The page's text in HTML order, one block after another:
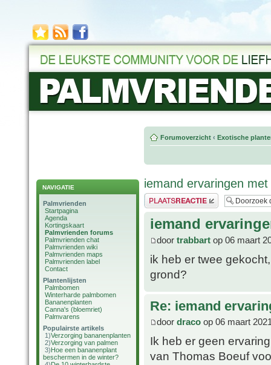
NAVIGATIE
Palmvrienden
Startpagina
Agenda
Kortingskaart
Palmvrienden forums
Palmvrienden chat
Palmvrienden wiki
Palmvrienden maps
Palmvrienden label
Contact
Plantenlijsten
Palmbomen
Winterharde palmbomen
Bananenplanten
Canna's (bloemriet)
Palmvarens
Populairste artikels
1)Verzorging bananenplanten
2)Verzorging van palmen
3)Hoe een bananenplant
beschermen in de winter?
Forumoverzicht ‹ Exotische
iemand ervaringen
Plaats een reactie
iemand
door trabbart op 06 maart
ik heb er twee
grond?
Re: iemand
door draco op 06 maart
Ik heb er geen
van Thomas Boeuf